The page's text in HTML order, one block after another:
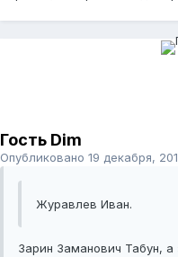
Гость Dim
Опубликовано 19 декабря,
Журавлев Иван.
Зарин Заманович Табун, а